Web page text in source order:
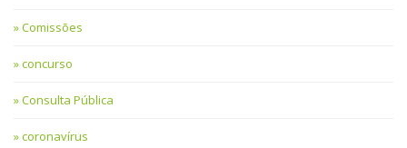
Comissões
concurso
Consulta Pública
coronavírus